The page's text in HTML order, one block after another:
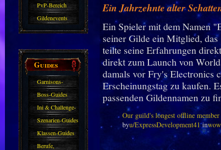
PvP-Bereich
Gildenevents
Guides
Garnisons-
Guides
Boss-Guides
Ini & Challenge-
Guides
Szenarien-Guides
Klassen-Guides
Berufe,
Ein Jahrzehnte alter
Ein Spieler mit dem Namen
seiner Gilde ein Mitglied,
teilte seine Erfahrungen
direkt zum Launch von
damals vor Fry's Electronics
Erscheinungstag zu kaufen.
passenden Gildennamen zu
Our guild's longest offline
byu/ExpressDevelopment41inwow